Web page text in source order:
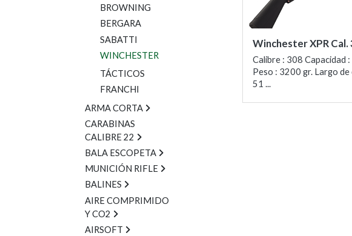
BROWNING
BERGARA
SABATTI
WINCHESTER
TÁCTICOS
FRANCHI
ARMA CORTA
CARABINAS
CALIBRE 22
BALA ESCOPETA
MUNICIÓN RIFLE
BALINES
AIRE COMPRIMIDO
Y CO2
AIRSOFT
Winchester XPR Cal.
Calibre : 308 Capacidad
Peso : 3200 gr. Largo de
51 ...